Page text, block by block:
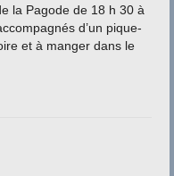
la Pagode de 18 h 30 à
d’un pique-
et à manger dans le